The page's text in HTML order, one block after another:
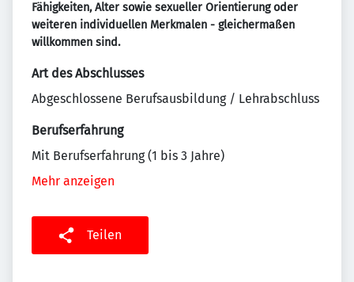
Fähigkeiten, Alter sowie sexueller Orientierung oder
weiteren individuellen Merkmalen - gleichermaßen
willkommen sind.
Art des Abschlusses
Abgeschlossene Berufsausbildung / Lehrabschluss
Berufserfahrung
Mit Berufserfahrung (1 bis 3 Jahre)
Mehr anzeigen
Teilen